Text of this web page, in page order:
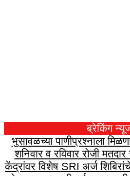
ब्रेकिंग
भुसावळच्या पाणीप्रश्नाला
शनिवार व रविवार रोजी
केंद्रांवर विशेष SRI अर्ज